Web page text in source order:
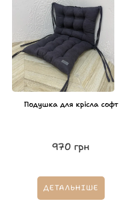
Подушка для крісла софт
970 грн
ДЕТАЛЬНІШЕ